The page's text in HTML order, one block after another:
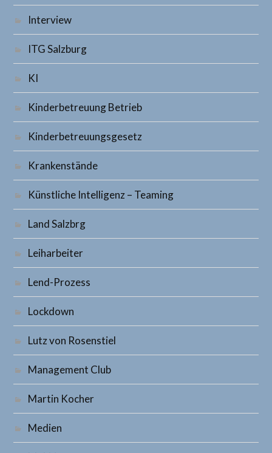
Interview
ITG Salzburg
KI
Kinderbetreuung Betrieb
Kinderbetreuungsgesetz
Krankenstände
Künstliche Intelligenz – Teaming
Land Salzbrg
Leiharbeiter
Lend-Prozess
Lockdown
Lutz von Rosenstiel
Management Club
Martin Kocher
Medien